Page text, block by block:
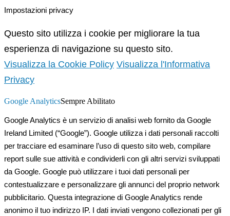
Impostazioni privacy
Questo sito utilizza i cookie per migliorare la tua
esperienza di navigazione su questo sito.
Visualizza la Cookie Policy Visualizza l'Informativa
Privacy
Google AnalyticsSempre Abilitato
Google Analytics è un servizio di analisi web fornito da Google
Ireland Limited (“Google”). Google utilizza i dati personali raccolti
per tracciare ed esaminare l’uso di questo sito web, compilare
report sulle sue attività e condividerli con gli altri servizi sviluppati
da Google. Google può utilizzare i tuoi dati personali per
contestualizzare e personalizzare gli annunci del proprio network
pubblicitario. Questa integrazione di Google Analytics rende
anonimo il tuo indirizzo IP. I dati inviati vengono collezionati per gli